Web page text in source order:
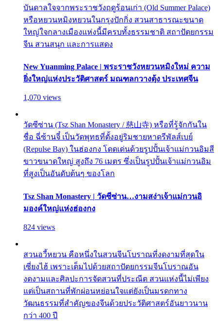
บันดาลใจจากพระราชวังฤดูร้อนเก่า (Old Summer Palace)
หรือหยวนหมิงหยวนในกรุงปักกิ่ง สวนสาธารณะขนาด
ใหญ่ใจกลางเมืองแห่งนี้มีครบทั้งธรรมชาติ สถาปัตยกรรม
จีน สวนสนุก และการแสดง
New Yuanming Palace | พระราชวังหยวนหมิงใหม่ ความ
ยิ่งใหญ่แห่งประวัติศาสตร์ มณฑลกวางตุ้ง ประเทศจีน
1,070 views
วัดซีซ่าน (Tsz Shan Monastery / 慈山寺) หรือที่รู้จักกันใน
ชื่อ ฉี่ซ้านจี๋ เป็นวัดพุทธที่ตั้งอยู่ริมชายหาดรีพัลส์เบย์
(Repulse Bay) ในฮ่องกง โดดเด่นด้วยรูปปั้นเจ้าแม่กวนอิมสี
ขาวขนาดใหญ่ สูงถึง 76 เมตร ซึ่งเป็นรูปปั้นเจ้าแม่กวนอิม
ที่สูงเป็นอันดับต้นๆ ของโลก
Tsz Shan Monastery | วัดซีซ่าน…งามสง่าเจ้าแม่กวนอิ
มองค์ใหญ่แห่งฮ่องกง
824 views
สวนอวี้หยวน คือหนึ่งในสวนจีนโบราณที่งดงามที่สุดใน
เซี่ยงไฮ้ เพราะเต็มไปด้วยสถาปัตยกรรมจีนโบราณอัน
งดงามและศิลปะการจัดสวนที่ประณีต สวนแห่งนี้ไม่เพียง
แต่เป็นสถานที่พักผ่อนหย่อนใจแต่ยังเป็นมรดกทาง
วัฒนธรรมที่สำคัญของจีนด้วยประวัติศาสตร์อันยาวนาน
กว่า 400 ปี